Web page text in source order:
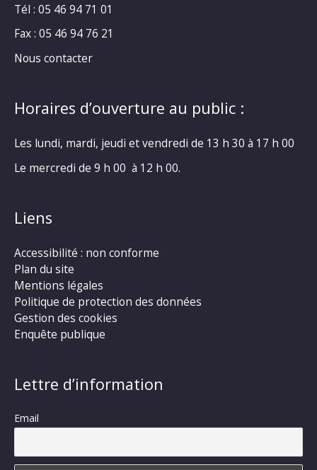
Tél : 05 46 94 71 01
Fax : 05 46 94 76 21
Nous contacter
Horaires d’ouverture au public :
Les lundi, mardi, jeudi et vendredi de 13 h 30 à 17 h 00
Le mercredi de 9 h 00 à 12 h 00.
Liens
Accessibilité : non conforme
Plan du site
Mentions légales
Politique de protection des données
Gestion des cookies
Enquête publique
Lettre d’information
Email